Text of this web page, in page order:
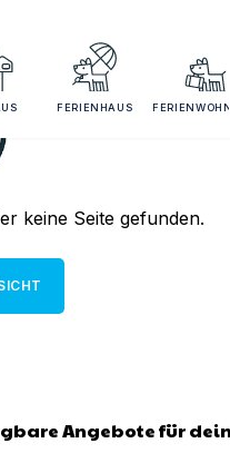
FERIENHAUS
keine Seite gefunden.
Angebote für